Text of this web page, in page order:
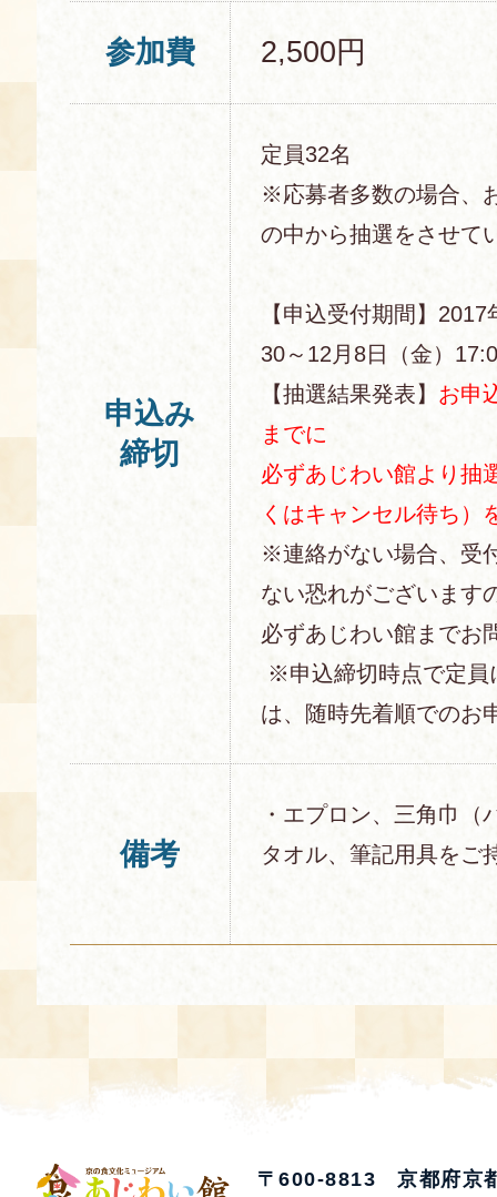
参加費 2,500円
申込み
締切
定員32名
※応募者多数の場合、
の中から抽選をさせて
【申込受付期間】
30～12月8日（金）
【抽選結果発表】 お申
までに
必ずあじわい館より抽
くはキャンセル待ち）
※連絡がない場合、受
ない恐れがございます
必ずあじわい館までお
※申込締切時点で定員
は、随時先着順でのお
備考
・エプロン、三角巾（
タオル、筆記用具をご
〒600-8813 京都府京